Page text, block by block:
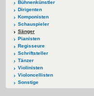
Bühnenkünstler
Dirigenten
Komponisten
Schauspieler
Sänger
Pianisten
Regisseure
Schriftsteller
Tänzer
Violinisten
Violoncellisten
Sonstige